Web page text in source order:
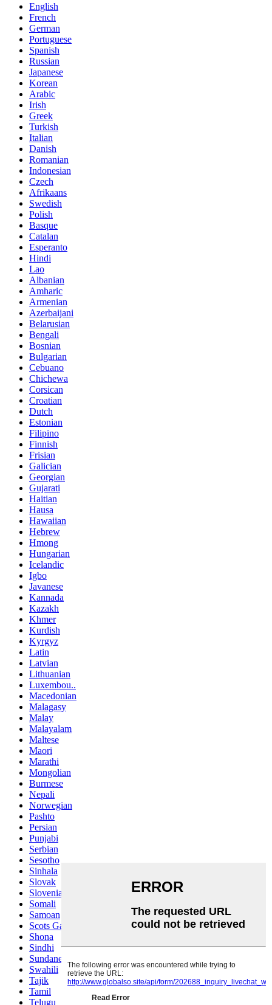
English
French
German
Portuguese
Spanish
Russian
Japanese
Korean
Arabic
Irish
Greek
Turkish
Italian
Danish
Romanian
Indonesian
Czech
Afrikaans
Swedish
Polish
Basque
Catalan
Esperanto
Hindi
Lao
Albanian
Amharic
Armenian
Azerbaijani
Belarusian
Bengali
Bosnian
Bulgarian
Cebuano
Chichewa
Corsican
Croatian
Dutch
Estonian
Filipino
Finnish
Frisian
Galician
Georgian
Gujarati
Haitian
Hausa
Hawaiian
Hebrew
Hmong
Hungarian
Icelandic
Igbo
Javanese
Kannada
Kazakh
Khmer
Kurdish
Kyrgyz
Latin
Latvian
Lithuanian
Luxembou..
Macedonian
Malagasy
Malay
Malayalam
Maltese
Maori
Marathi
Mongolian
Burmese
Nepali
Norwegian
Pashto
Persian
Punjabi
Serbian
Sesotho
Sinhala
Slovak
Slovenian
Somali
Samoan
Scots Gaelic
Shona
Sindhi
Sundanese
Swahili
Tajik
Tamil
Telugu